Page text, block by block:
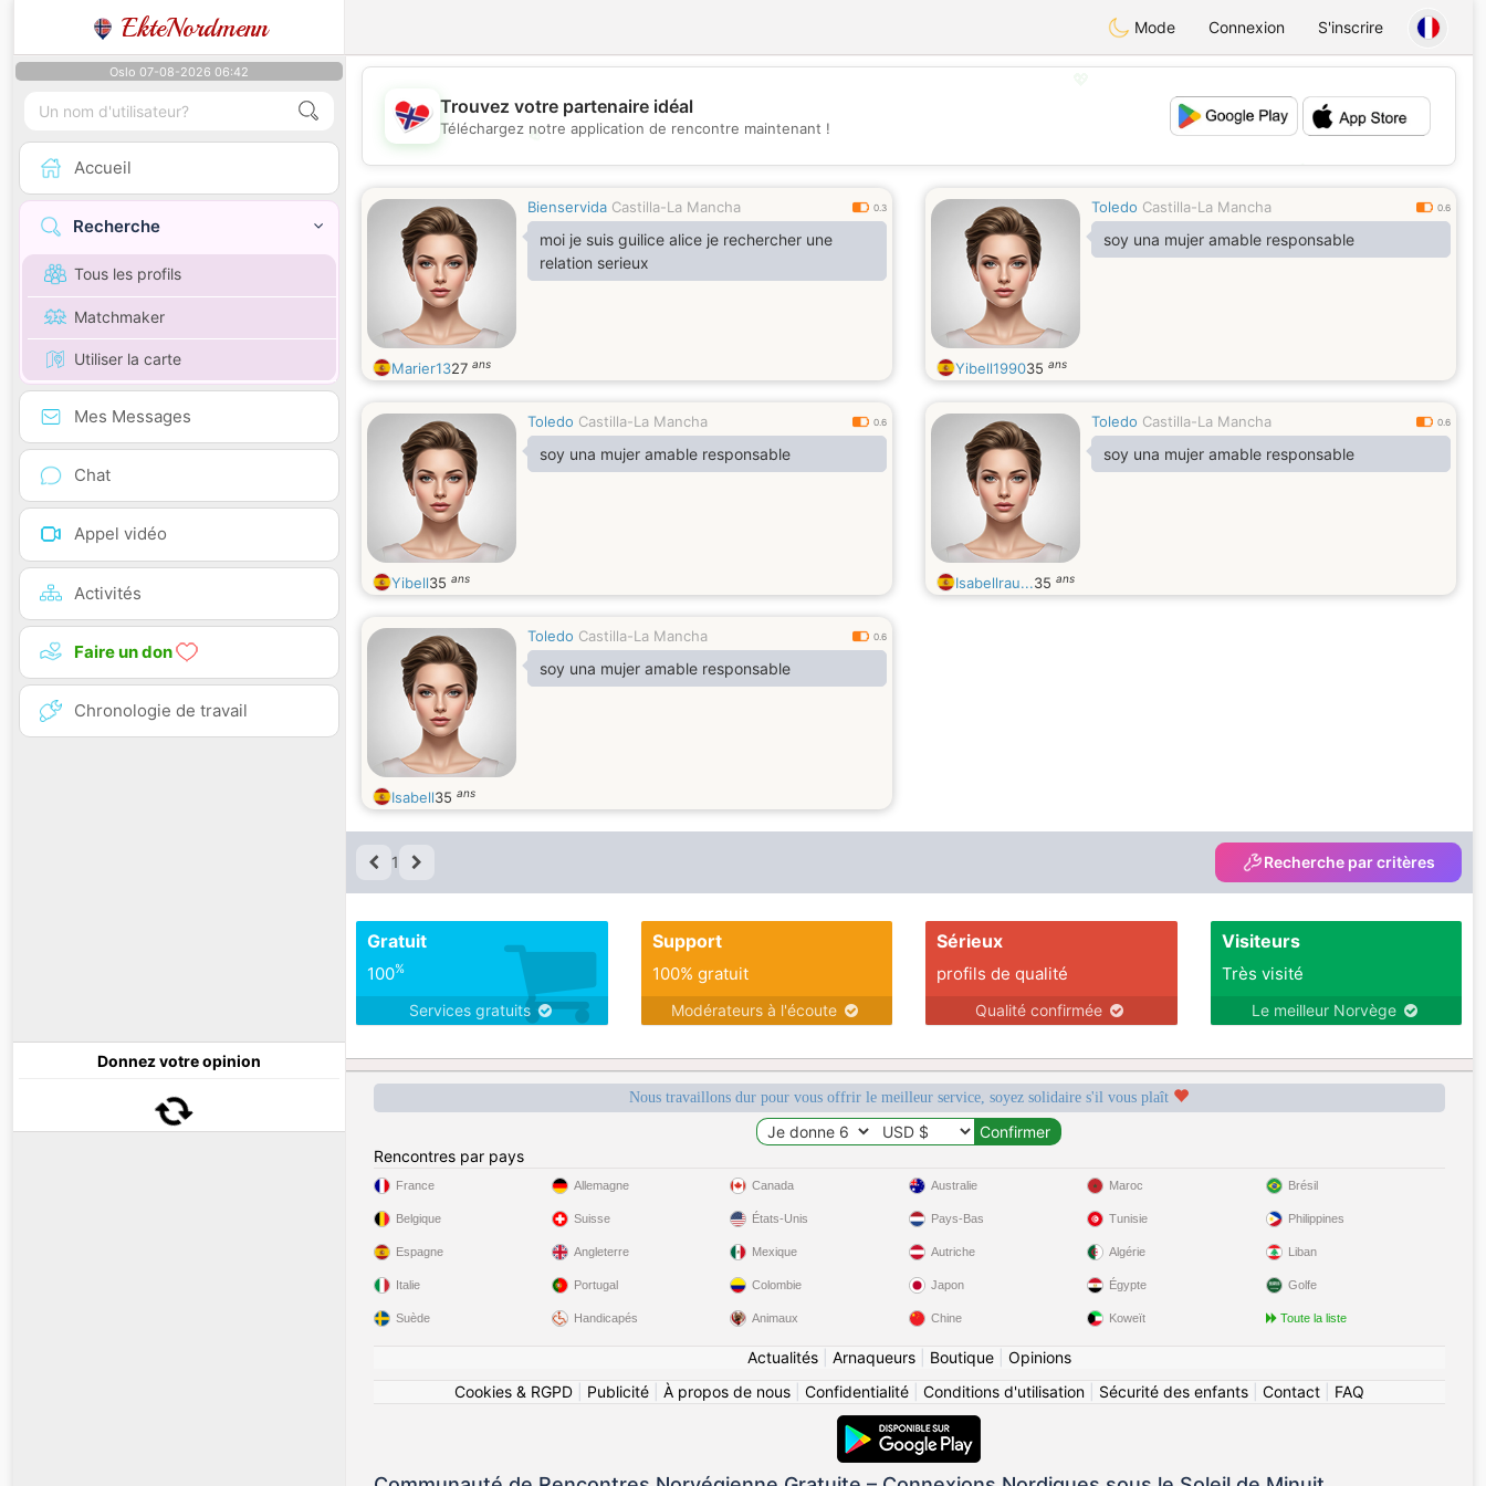
EkteNordmenn Mode Connexion S'inscrire
Oslo 07-08-2026 06:42
Accueil
Recherche
Tous les profils
Matchmaker
Utiliser la carte
Mes Messages
Chat
Appel vidéo
Activités
Faire un don
Chronologie de travail
Donnez votre opinion
💖
💕
Trouvez votre partenaire idéal
Téléchargez notre application de rencontre maintenant !
Bienservida Castilla-La Mancha 0.3
moi je suis guilice alice je rechercher une
relation serieux
Marier1327 ans
Toledo Castilla-La Mancha 0.6
soy una mujer amable responsable
Yibell199035 ans
Toledo Castilla-La Mancha 0.6
soy una mujer amable responsable
Yibell35 ans
Toledo Castilla-La Mancha 0.6
soy una mujer amable responsable
Isabellrau...35 ans
Toledo Castilla-La Mancha 0.6
soy una mujer amable responsable
Isabell35 ans
1 Recherche par critères
Gratuit
100%
Services gratuits
Support
100% gratuit
Modérateurs à l'écoute
Sérieux
profils de qualité
Qualité confirmée
Visiteurs
Très visité
Le meilleur Norvège
Nous travaillons dur pour vous offrir le meilleur service, soyez solidaire s'il vous plaît
Rencontres par pays
France
Belgique
Espagne
Italie
Suède
Allemagne
Suisse
Angleterre
Portugal
Handicapés
Canada
États-Unis
Mexique
Colombie
Animaux
Australie
Pays-Bas
Autriche
Japon
Chine
Maroc
Tunisie
Algérie
Égypte
Koweït
Brésil
Philippines
Liban
Golfe
Toute la liste
Actualités| Arnaqueurs| Boutique| Opinions
Cookies & RGPD| Publicité| À propos de nous| Confidentialité| Conditions d'utilisation| Sécurité des enfants| Contact| FAQ